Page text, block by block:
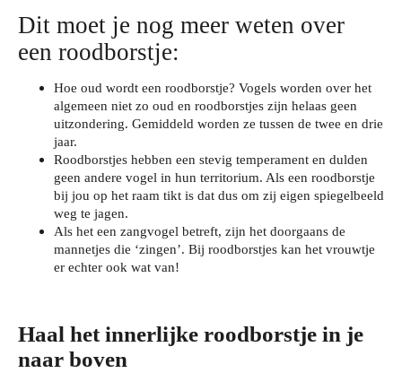
Dit moet je nog meer weten over
een roodborstje:
Hoe oud wordt een roodborstje? Vogels worden over het
algemeen niet zo oud en roodborstjes zijn helaas geen
uitzondering. Gemiddeld worden ze tussen de twee en drie
jaar.
Roodborstjes hebben een stevig temperament en dulden
geen andere vogel in hun territorium. Als een roodborstje
bij jou op het raam tikt is dat dus om zij eigen spiegelbeeld
weg te jagen.
Als het een zangvogel betreft, zijn het doorgaans de
mannetjes die ‘zingen’. Bij roodborstjes kan het vrouwtje
er echter ook wat van!
Haal het innerlijke roodborstje in je
naar boven